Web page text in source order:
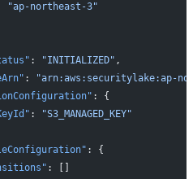
"ap-northeast-3"
: "INITIALIZED" ,
:
"arn:aws:securitylake:ap-
: {
:
"S3_MANAGED_KEY"
: {
: []